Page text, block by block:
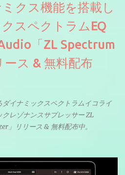
クス機能を搭載し
スペクトラムEQ
「ZL Spectrum
ス & 無料配布
イナミックスペクトラムイコライ
レゾナンスサプレッサー ZL
」リリース & 無料配布中。